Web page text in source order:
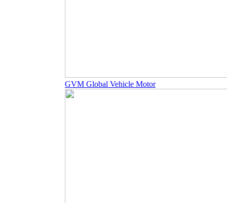
GVM Global Vehicle Motor